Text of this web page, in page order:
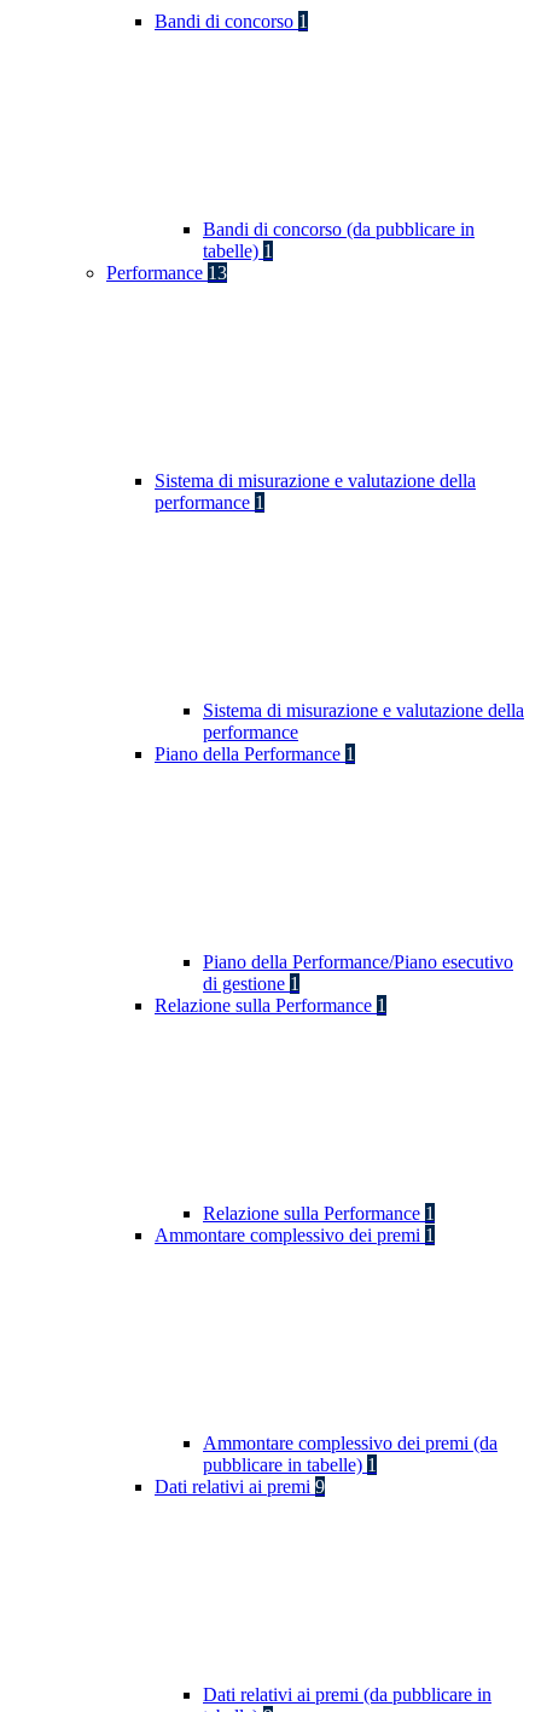
Bandi di concorso 1
Bandi di concorso (da pubblicare in
tabelle) 1
Performance 13
Sistema di misurazione e valutazione della
performance 1
Sistema di misurazione e valutazione della
performance
Piano della Performance 1
Piano della Performance/Piano esecutivo
di gestione 1
Relazione sulla Performance 1
Relazione sulla Performance 1
Ammontare complessivo dei premi 1
Ammontare complessivo dei premi (da
pubblicare in tabelle) 1
Dati relativi ai premi 9
Dati relativi ai premi (da pubblicare in